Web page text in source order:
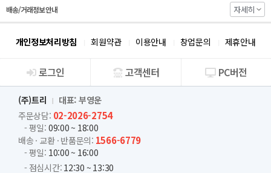
배송/거래정보 안내 자세히
개인정보처리방침 회원약관 이용안내 창업문의 제휴안내
회사소개
로그인 고객센터 PC버전
(주)트리
대표: 부영운
주문상담: 02-2026-2754
- 평일: 09:00 ~ 18:00
배송 · 교환 · 반품문의: 1566-6779
- 평일: 10:00 ~ 16:00
- 점심시간: 12:30 ~ 13:30